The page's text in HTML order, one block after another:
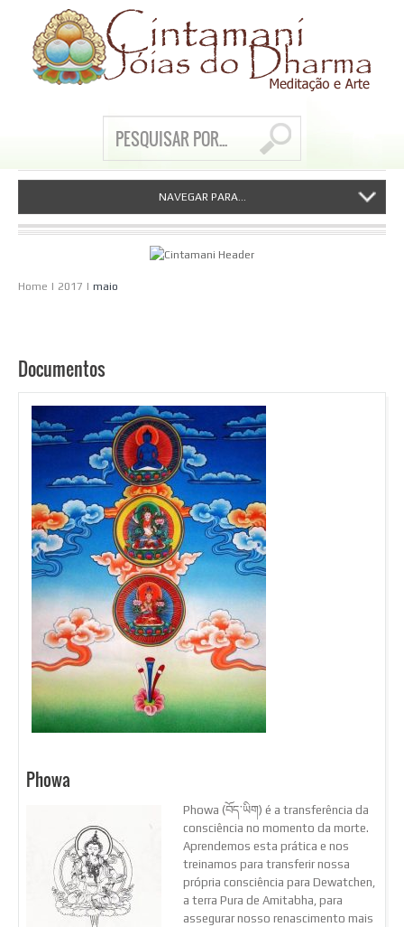
NAVEGAR PARA...
Home | 2017 | maio
Documentos
Phowa
Phowa (བོད་ཡིག) é a transferência da
consciência no momento da morte.
Aprendemos esta prática e nos
treinamos para transferir nossa
própria consciência para Dewatchen,
a terra Pura de Amitabha, para
assegurar nosso renascimento mais